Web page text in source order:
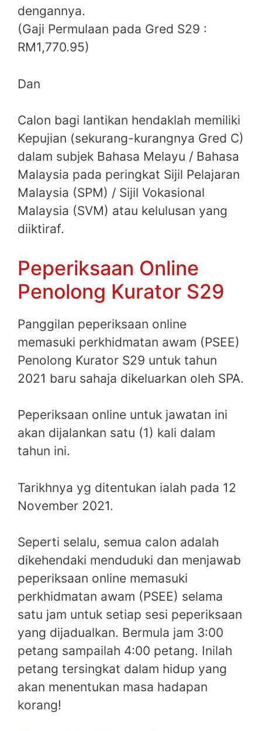
dengannya.
(Gaji Permulaan pada Gred S29 :
RM1,770.95)
Dan
Calon bagi lantikan hendaklah memiliki
Kepujian (sekurang-kurangnya Gred C)
dalam subjek Bahasa Melayu / Bahasa
Malaysia pada peringkat Sijil Pelajaran
Malaysia (SPM) / Sijil Vokasional
Malaysia (SVM) atau kelulusan yang
diiktiraf.
Peperiksaan Online
Penolong Kurator S29
Panggilan peperiksaan online
memasuki perkhidmatan awam (PSEE)
Penolong Kurator S29 untuk tahun
2021 baru sahaja dikeluarkan oleh SPA.
Peperiksaan online untuk jawatan ini
akan dijalankan satu (1) kali dalam
tahun ini.
Tarikhnya yg ditentukan ialah pada 12
November 2021.
Seperti selalu, semua calon adalah
dikehendaki menduduki dan menjawab
peperiksaan online memasuki
perkhidmatan awam (PSEE) selama
satu jam untuk setiap sesi peperiksaan
yang dijadualkan. Bermula jam 3:00
petang sampailah 4:00 petang. Inilah
petang tersingkat dalam hidup yang
akan menentukan masa hadapan
korang!